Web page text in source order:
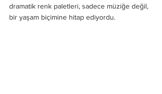
dramatik renk paletleri, sadece müziğe değil,
bir yaşam biçimine hitap ediyordu.